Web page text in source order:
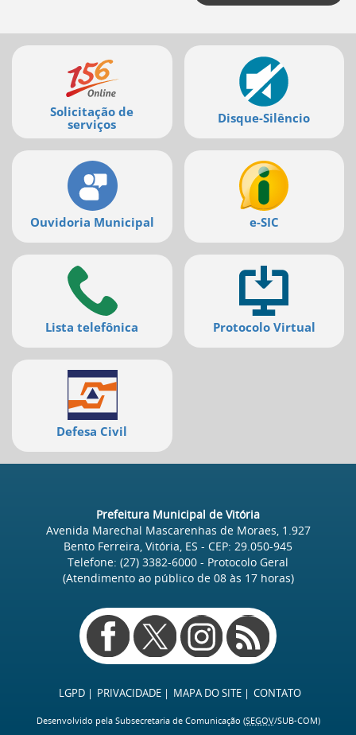
Mais
serviços
Solicitação de
serviços
Disque-Silêncio
Ouvidoria Municipal e-SIC
Lista telefônica Protocolo Virtual
Defesa Civil
Prefeitura Municipal de Vitória
Avenida Marechal Mascarenhas de Moraes, 1.927
Bento Ferreira, Vitória, ES - CEP: 29.050-945
Telefone: (27) 3382-6000 - Protocolo Geral
(Atendimento ao público de 08às 17horas)
LGPD PRIVACIDADE MAPA DO SITE CONTATO
Desenvolvido pela Subsecretaria de Comunicação (SEGOV/SUB-COM)